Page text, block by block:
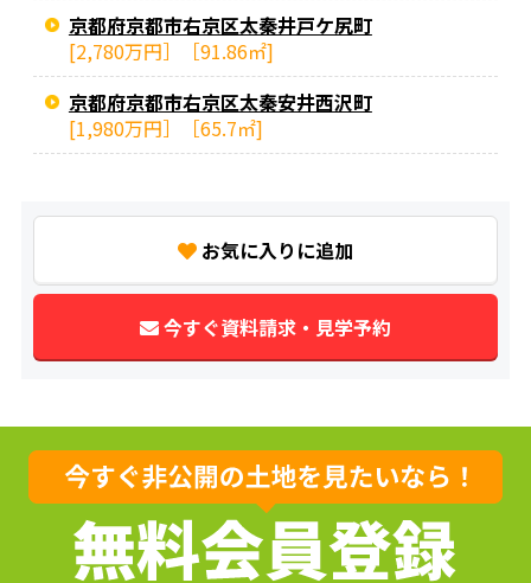
京都府京都市右京区太秦井戸ケ尻町
[2,780万円］［91.86㎡]
京都府京都市右京区太秦安井西沢町
[1,980万円］［65.7㎡]
お気に入りに追加
今すぐ資料請求・見学予約